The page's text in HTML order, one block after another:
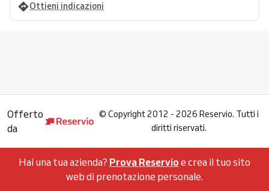
Ottieni indicazioni
Offerto
da
© Copyright 2012 - 2026 Reservio. Tutti i
diritti riservati.
Hai una tua azienda? Prova Reservio e crea il tuo sito
web di prenotazione personale.